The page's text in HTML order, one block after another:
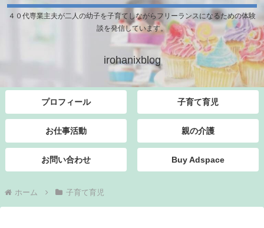
４０代専業主夫が二人の幼子を子育てしながらフリーランスになるための体験
談を発信しています。
irohanixblog
プロフィール 子育て育児
お仕事活動 親の介護
お問い合わせ Buy Adspace
ホーム 子育て育児